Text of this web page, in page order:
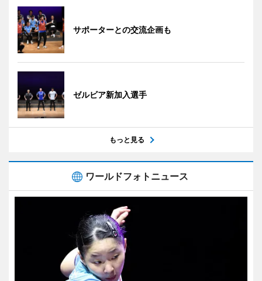
サポーターとの交流企画も
ゼルビア新加入選手
もっと見る
ワールドフォトニュース